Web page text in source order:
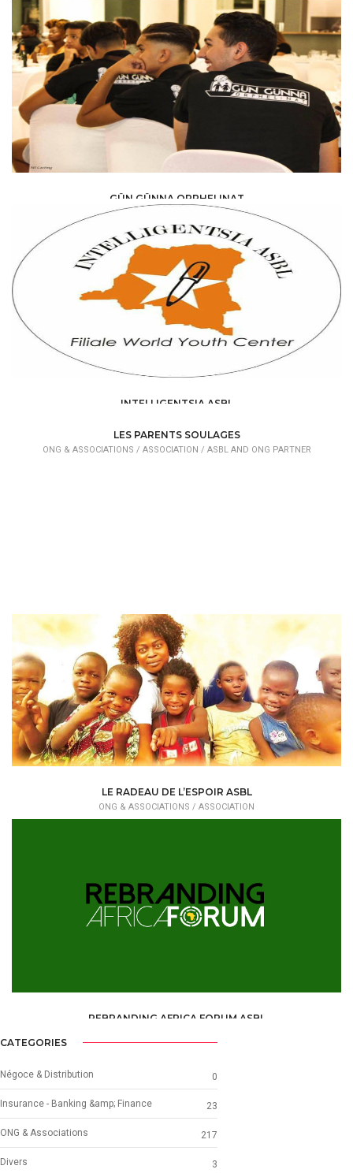
ASBL AND ONG PARTNER
GÜN GÜNNA ORPHELINAT
ONG & ASSOCIATIONS / ASSOCIATION
INTELLIGENTSIA ASBL
LES PARENTS SOULAGES
ONG & ASSOCIATIONS / ASSOCIATION / ASBL AND ONG PARTNER
LE RADEAU DE L’ESPOIR ASBL
ONG & ASSOCIATIONS / ASSOCIATION
REBRANDING AFRICA FORUM ASBL
CATEGORIES
Négoce & Distribution 0
Insurance - Banking &amp; Finance 23
ONG & Associations 217
Divers 3